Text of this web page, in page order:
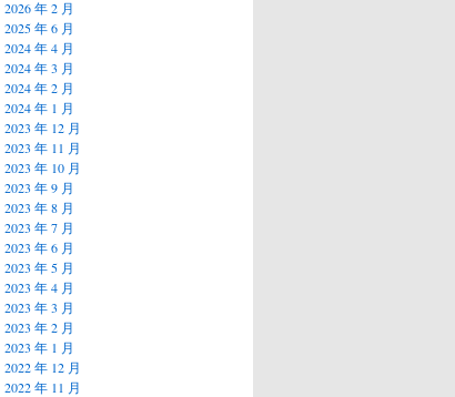
2026 年 2 月
2025 年 6 月
2024 年 4 月
2024 年 3 月
2024 年 2 月
2024 年 1 月
2023 年 12 月
2023 年 11 月
2023 年 10 月
2023 年 9 月
2023 年 8 月
2023 年 7 月
2023 年 6 月
2023 年 5 月
2023 年 4 月
2023 年 3 月
2023 年 2 月
2023 年 1 月
2022 年 12 月
2022 年 11 月